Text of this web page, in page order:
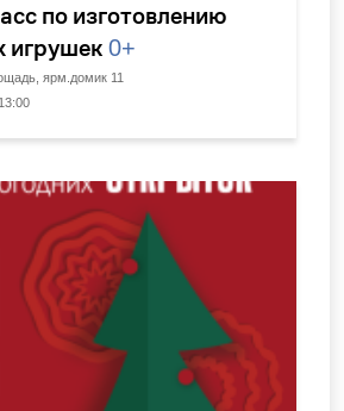
по изготовлению
игрушек 0+
ярм.домик 11